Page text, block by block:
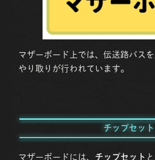
マザーボード上では、伝送路バス
やり取りが行われています。
チップセット
マザーボードには、 チップセット